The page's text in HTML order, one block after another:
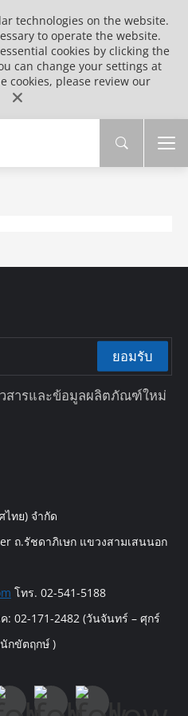
technologies on the website.
to operate the website.
cookies by clicking the
can change your settings at
cookies, please review our
ยอมรับ
สารและข้อมูลผลิตภัณฑ์ใหม่
ไทย) จำกัด
ถ.รัชดาภิเษก แขวงสามเสนนอก
โทร. 02-541-5188
02-171-2482 (วันจันทร์ – ศุกร์
กขัตฤกษ์ )